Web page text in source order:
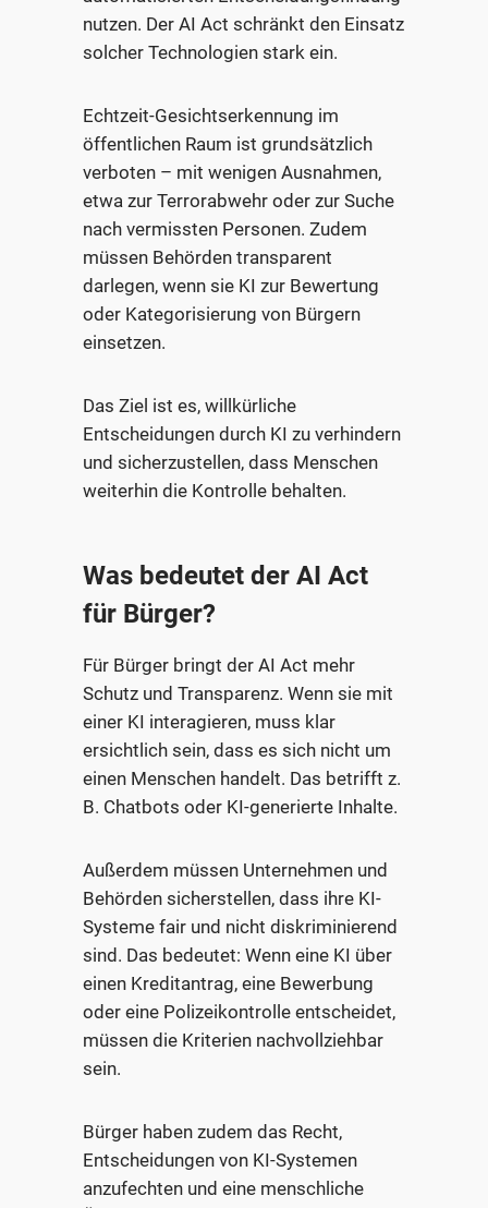
nutzen. Der AI Act schränkt den Einsatz
solcher Technologien stark ein.
Echtzeit-Gesichtserkennung im
öffentlichen Raum ist grundsätzlich
verboten – mit wenigen Ausnahmen,
etwa zur Terrorabwehr oder zur Suche
nach vermissten Personen. Zudem
müssen Behörden transparent
darlegen, wenn sie KI zur Bewertung
oder Kategorisierung von Bürgern
einsetzen.
Das Ziel ist es, willkürliche
Entscheidungen durch KI zu verhindern
und sicherzustellen, dass Menschen
weiterhin die Kontrolle behalten.
Was bedeutet der AI Act
für Bürger?
Für Bürger bringt der AI Act mehr
Schutz und Transparenz. Wenn sie mit
einer KI interagieren, muss klar
ersichtlich sein, dass es sich nicht um
einen Menschen handelt. Das betrifft z.
B. Chatbots oder KI-generierte Inhalte.
Außerdem müssen Unternehmen und
Behörden sicherstellen, dass ihre KI-
Systeme fair und nicht diskriminierend
sind. Das bedeutet: Wenn eine KI über
einen Kreditantrag, eine Bewerbung
oder eine Polizeikontrolle entscheidet,
müssen die Kriterien nachvollziehbar
sein.
Bürger haben zudem das Recht,
Entscheidungen von KI-Systemen
anzufechten und eine menschliche